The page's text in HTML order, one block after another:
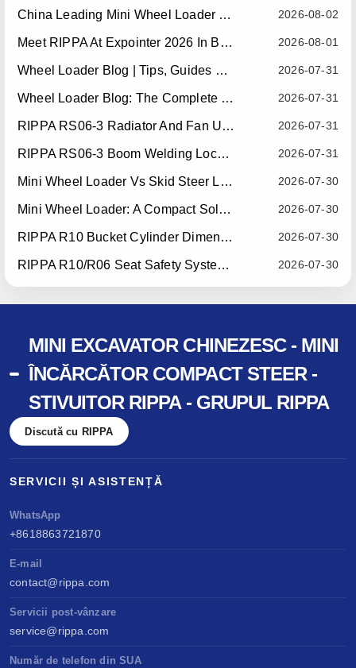
2026-08-02
China Leading Mini Wheel Loader Supplier: Reliable Compact Wheel Loaders For Global Markets
2026-08-01
Meet RIPPA At Expointer 2026 In Brazil
2026-07-31
Wheel Loader Blog | Tips, Guides & Attachments
2026-07-31
Wheel Loader Blog: The Complete Guide To Wheel Loaders For Construction, Agriculture, And Material Handling
2026-07-31
RIPPA RS06-3 Radiator And Fan Upgrade — Effective July 10, 2026
2026-07-31
RIPPA RS06-3 Boom Welding Locating Bar Optimization — Effective July 15, 2026
2026-07-30
Mini Wheel Loader Vs Skid Steer Loader: Which Compact Machine Is Better For Your Business?
2026-07-30
Mini Wheel Loader: A Compact Solution For Efficient Material Handling
2026-07-30
RIPPA R10 Bucket Cylinder Dimension Optimization — Effective July 15, 2026
2026-07-30
RIPPA R10/R06 Seat Safety System Upgrade — Effective July 22, 2026
MINI EXCAVATOR CHINEZESC - MINI
ÎNCĂRCĂTOR COMPACT STEER -
STIVUITOR RIPPA - GRUPUL RIPPA
Discută cu RIPPA
SERVICII ȘI ASISTENȚĂ
WhatsApp
+8618863721870
E-mail
contact@rippa.com
Servicii post-vânzare
service@rippa.com
Număr de telefon din SUA